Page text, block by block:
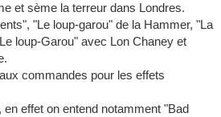
et sème la terreur dans Londres.
"Le loup-garou" de la Hammer, "La
loup-Garou" avec Lon Chaney et
commandes pour les effets
effet on entend notamment "Bad